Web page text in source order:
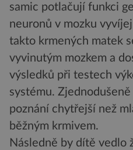
samic potlačují funkci
neuronů v mozku
takto krmených matek
vyvinutým mozkem a
výsledků při testech
systému.
poznání chytřejší než
běžným krmivem.
Následně by dítě vedlo